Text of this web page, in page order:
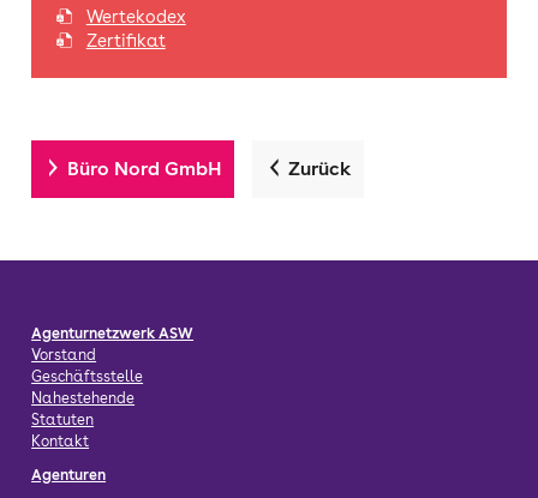
Wertekodex
Zertifikat
Büro Nord GmbH Zurück
Agenturnetzwerk ASW
Vorstand
Geschäftsstelle
Nahestehende
Statuten
Kontakt
Agenturen